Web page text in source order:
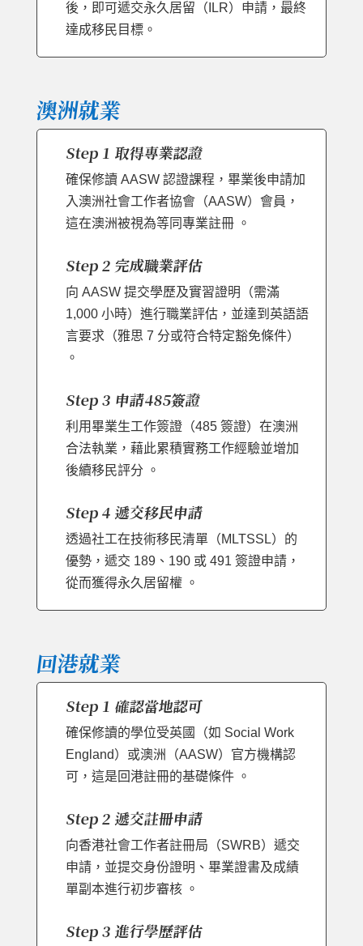
後，即可遞交永久居留（ILR）申請，最終
達成移民目標。
澳洲就業
Step 1 取得專業認證
確保修讀 AASW 認證課程，畢業後申請加
入澳洲社會工作者協會（AASW）會員，
這在澳洲被視為等同專業註冊 。
Step 2 完成職業評估
向 AASW 提交學歷及實習證明（需滿
1,000 小時）進行職業評估，並達到英語語
言要求（雅思 7 分或符合特定豁免條件）
。
Step 3 申請485簽證
利用畢業生工作簽證（485 簽證）在澳洲
合法執業，藉此累積實務工作經驗並增加
後續移民評分 。
Step 4 遞交移民申請
透過社工在技術移民清單（MLTSSL）的
優勢，遞交 189、190 或 491 簽證申請，
從而獲得永久居留權 。
回港就業
Step 1 確認當地認可
確保修讀的學位受英國（如 Social Work
England）或澳洲（AASW）官方機構認
可，這是回港註冊的基礎條件 。
Step 2 遞交註冊申請
向香港社會工作者註冊局（SWRB）遞交
申請，並提交身份證明、畢業證書及成績
單副本進行初步審核 。
Step 3 進行學歷評估